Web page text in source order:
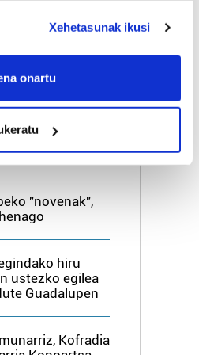
like to:
about your geographical
by actively scanning it for
(fingerprinting)
adibidez, iragarki eta eduki
iragarkiak eta edukia
Xehetasunak ikusi
onartu
"novenak",
hiru
ustezko egilea
Guadalupen
Kofradia